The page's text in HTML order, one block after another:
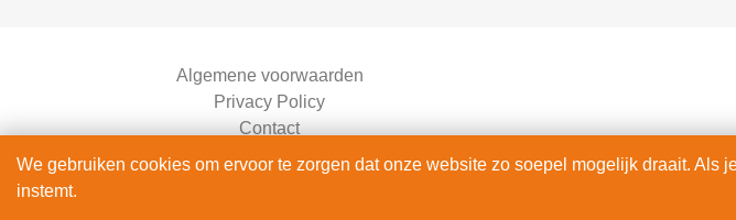
Algemene voorwaarden
Privacy Policy
Contact
Bedrijven Inlog
We gebruiken cookies om ervoor te zorgen dat onze website zo soepel mogelijk draait.
instemt.